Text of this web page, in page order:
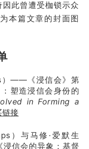
此曾遭受枷锁示众
本篇文章的封面图
）——《浸信会》第
：塑造浸信会身份的
in Forming a
链接
）与马修·爱默生
信会的异象：基督